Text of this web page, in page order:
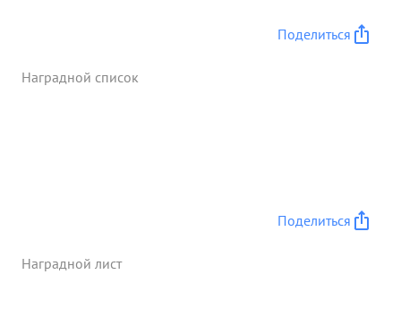
Поделиться
Наградной список
Поделиться
Наградной лист